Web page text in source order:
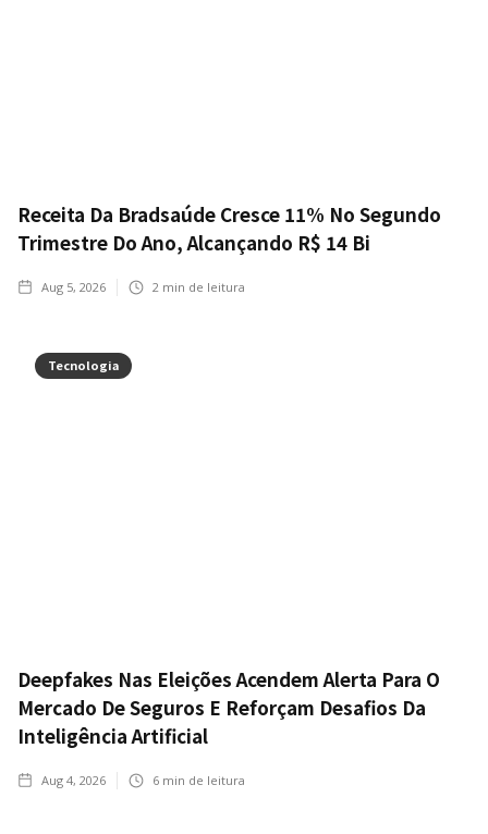
Receita Da Bradsaúde Cresce 11% No Segundo
Trimestre Do Ano, Alcançando R$ 14 Bi
Aug 5, 2026 2 min de leitura
Tecnologia
Deepfakes Nas Eleições Acendem Alerta Para O
Mercado De Seguros E Reforçam Desafios Da
Inteligência Artificial
Aug 4, 2026 6 min de leitura